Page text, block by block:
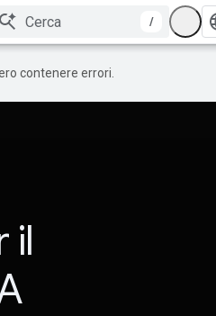
/
contenere errori.
il